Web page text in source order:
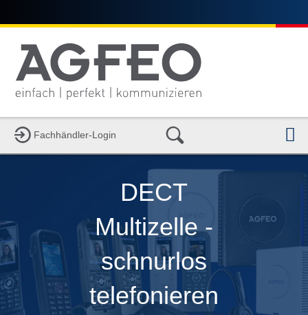
Fachhändler-Login
DECT
Multizelle -
schnurlos
telefonieren